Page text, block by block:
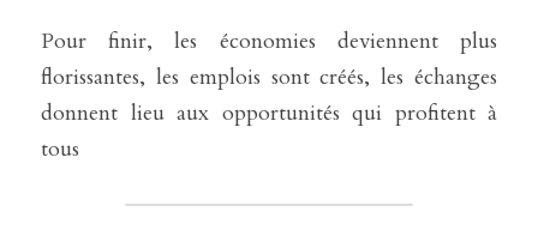
Pour finir, les économies deviennent plus
florissantes, les emplois sont créés, les échanges
donnent lieu aux opportunités qui profitent à
tous